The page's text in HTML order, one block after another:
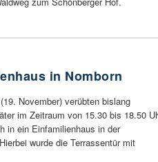
in Nomborn
November) verübten bislang
im Zeitraum von 15.30 bis 18.50
in ein Einfamilienhaus in der
wurde die Terrassentür mit